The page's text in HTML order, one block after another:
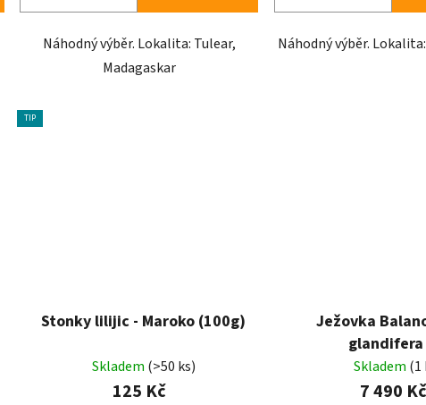
Náhodný výběr. Lokalita: Tulear,
Madagaskar
Náhodný výběr.
TIP
Stonky lilijic - Maroko (100g)
Skladem (>50 ks)
125 Kč
Ježovka
glandifera
Skladem (1
7 490 Kč